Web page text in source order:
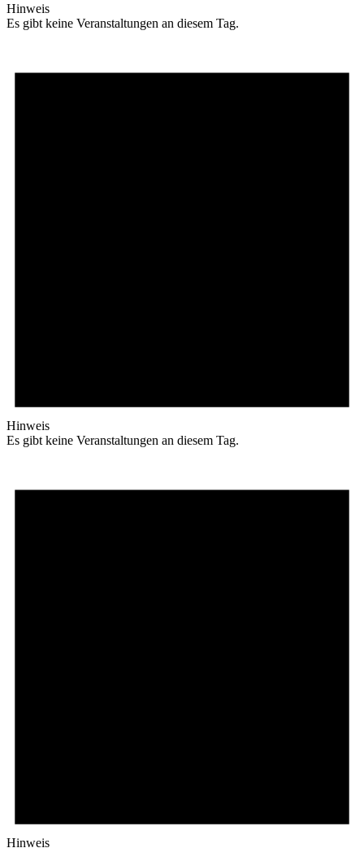
Hinweis
Es gibt keine Veranstaltungen an diesem Tag.
Hinweis
Es gibt keine Veranstaltungen an diesem Tag.
Hinweis